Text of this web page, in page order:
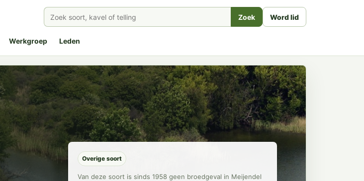
Zoek Word lid
Werkgroep Leden
Overige soort
Van deze soort is sinds 1958 geen broedgeval in Meijendel